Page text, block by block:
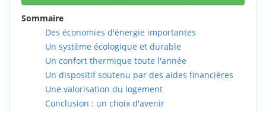
Sommaire
Des économies d'énergie importantes
Un système écologique et durable
Un confort thermique toute l'année
Un dispositif soutenu par des aides financières
Une valorisation du logement
Conclusion : un choix d'avenir